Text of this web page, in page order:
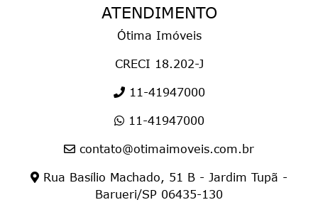
ATENDIMENTO
Ótima Imóveis
CRECI 18.202-J
11-41947000
11-41947000
contato@otimaimoveis.com.br
Rua Basílio Machado, 51 B - Jardim Tupã -
Barueri/SP 06435-130